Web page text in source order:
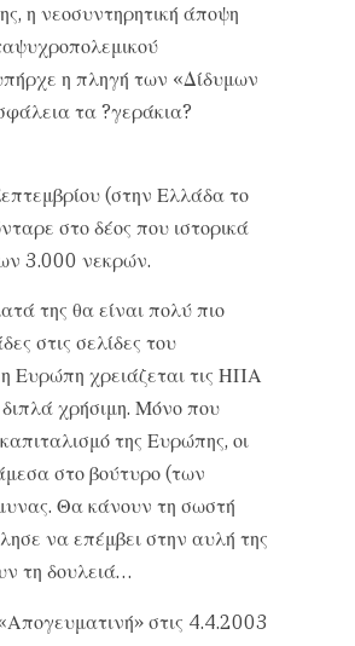
η νεοσυντηρητική άποψη
η πληγή των «Δίδυμων
τα ?γεράκια?
(στην Ελλάδα το
στο δέος που ιστορικά
3.000 νεκρών.
της θα είναι πολύ πιο
στις σελίδες του
Ευρώπη χρειάζεται τις ΗΠΑ
χρήσιμη. Μόνο που
της Ευρώπης, οι
στο βούτυρο (των
Θα κάνουν τη σωστή
να επέμβει στην αυλή της
τη δουλειά…
στις 4.4.2003